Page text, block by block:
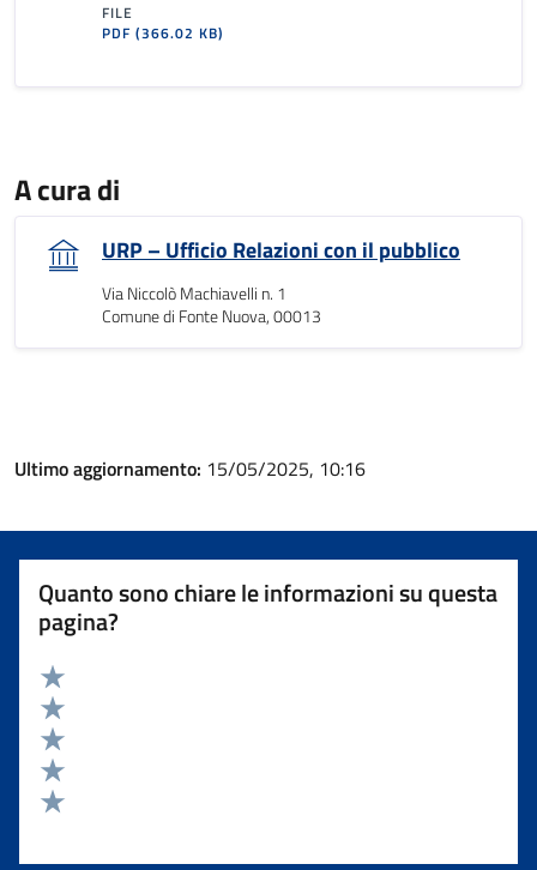
FILE
PDF(366.02 KB)
A cura di
URP – Ufficio Relazioni con il pubblico
Via Niccolò Machiavelli n. 1
Comune di Fonte Nuova, 00013
Ultimo aggiornamento: 15/05/2025, 10:16
Quanto sono chiare le informazioni su questa
pagina?
Valuta 5 stelle su 5
Valuta 4 stelle su 5
Valuta 3 stelle su 5
Valuta 2 stelle su 5